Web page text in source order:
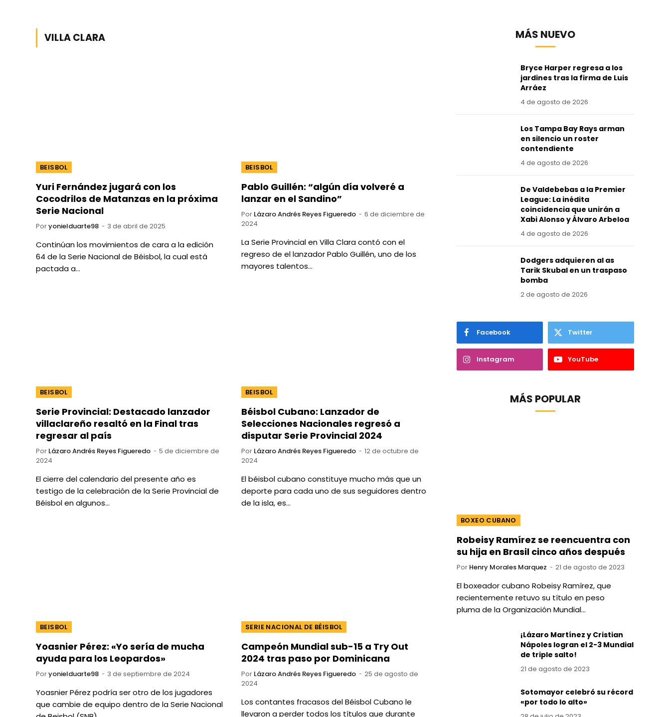
VILLA CLARA
BEISBOL
Yuri Fernández jugará con los
Cocodrilos de Matanzas en la próxima
Serie Nacional
Poryonielduarte98 3 de abril de 2025
Continúan los movimientos de cara a la edición
64 de la Serie Nacional de Béisbol, la cual está
pactada a…
BEISBOL
Pablo Guillén: “algún día volveré a
lanzar en el Sandino”
Por Lázaro Andrés Reyes Figueredo
6 de diciembre de
2024
La Serie Provincial en Villa Clara contó con el
regreso de el lanzador Pablo Guillén, uno de los
mayores talentos…
BEISBOL
Serie Provincial: Destacado lanzador
villaclareño resaltó en la Final tras
regresar al país
Por Lázaro Andrés Reyes Figueredo
5 de diciembre de
2024
El cierre del calendario del presente año es
testigo de la celebración de la Serie Provincial de
Béisbol en algunos…
BEISBOL
Béisbol Cubano: Lanzador de
Selecciones Nacionales regresó a
disputar Serie Provincial 2024
Por Lázaro Andrés Reyes Figueredo
12 de octubre de
2024
El béisbol cubano constituye mucho más que un
deporte para cada uno de sus seguidores dentro
de la isla, es…
BEISBOL
Yoasnier Pérez: «Yo sería de mucha
ayuda para los Leopardos»
Poryonielduarte98 3 de septiembre de 2024
Yoasnier Pérez podría ser otro de los jugadores
que cambie de equipo dentro de la Serie Nacional
SERIE NACIONAL DE BÉISBOL
Campeón Mundial sub-15 a Try Out
2024 tras paso por Dominicana
Por Lázaro Andrés Reyes Figueredo
25 de agosto de
2024
Los contantes fracasos del Béisbol Cubano le
llevaron a perder todos los títulos que durante
MÁS NUEVO
Bryce Harper regresa a los
jardines tras la firma de Luis
Arráez
4 de agosto de 2026
Los Tampa Bay Rays arman
en silencio un roster
contendiente
4 de agosto de 2026
De Valdebebas a la Premier
League: La inédita
coincidencia que unirán a
Xabi Alonso y Álvaro Arbeloa
4 de agosto de 2026
Dodgers adquieren al as
Tarik Skubal en un traspaso
bomba
2 de agosto de 2026
Facebook Twitter
Instagram YouTube
MÁS POPULAR
BOXEO CUBANO
Robeisy Ramírez se reencuentra con
su hija en Brasil cinco años después
Por Henry Morales Marquez 21 de agosto de 2023
El boxeador cubano Robeisy Ramírez, que
recientemente retuvo su título en peso
pluma de la Organización Mundial…
¡Lázaro Martínez y Cristian
Nápoles logran el 2-3 Mundial
de triple salto!
21 de agosto de 2023
Sotomayor celebró su récord
«por todo lo alto»